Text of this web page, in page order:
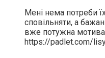
Мені нема потреби
сповільняти, а
вже потужна
https://padlet.com/